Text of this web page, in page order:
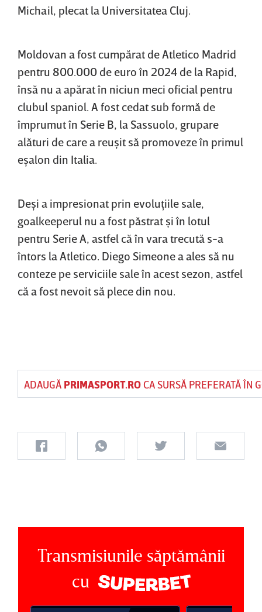
Michail, plecat la Universitatea Cluj.
Moldovan a fost cumpărat de Atletico Madrid
pentru 800.000 de euro în 2024 de la Rapid,
însă nu a apărat în niciun meci oficial pentru
clubul spaniol. A fost cedat sub formă de
împrumut în Serie B, la Sassuolo, grupare
alături de care a reuşit să promoveze în primul
eşalon din Italia.
Deşi a impresionat prin evoluţiile sale,
goalkeeperul nu a fost păstrat şi în lotul
pentru Serie A, astfel că în vara trecută s-a
întors la Atletico. Diego Simeone a ales să nu
conteze pe serviciile sale în acest sezon, astfel
că a fost nevoit să plece din nou.
ADAUGĂ PRIMASPORT.ROCA SURSĂ PREFERATĂ ÎN
Transmisiunile săptămânii
cu